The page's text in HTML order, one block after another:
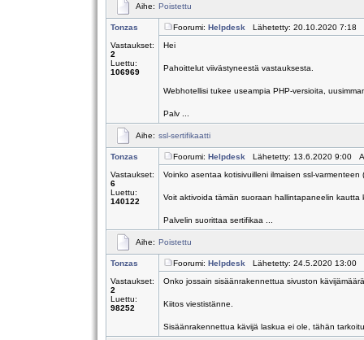
Aihe: Poistettu
Tonzas
Vastaukset:
2
Luettu:
106969
Foorumi: Helpdesk Lähetetty: 20.10.2020 7:18
Hei
Pahoittelut viivästyneestä vastauksesta.
Webhotellisi tukee useampia PHP-versioita,
Palv ...
Aihe: ssl-sertifikaatti
Tonzas
Vastaukset:
6
Luettu:
140122
Foorumi: Helpdesk Lähetetty: 13.6.2020 9:00
Voinko asentaa kotisivuilleni ilmaisen ssl-varmenteen
Voit aktivoida tämän suoraan hallintapaneelin kautta
Palvelin suorittaa sertifikaa ...
Aihe: Poistettu
Tonzas
Vastaukset:
2
Luettu:
98252
Foorumi: Helpdesk Lähetetty: 24.5.2020 13:00
Onko jossain sisäänrakennettua sivuston
Kiitos viestistänne.
Sisäänrakennettua kävijä laskua ei ole, tähän